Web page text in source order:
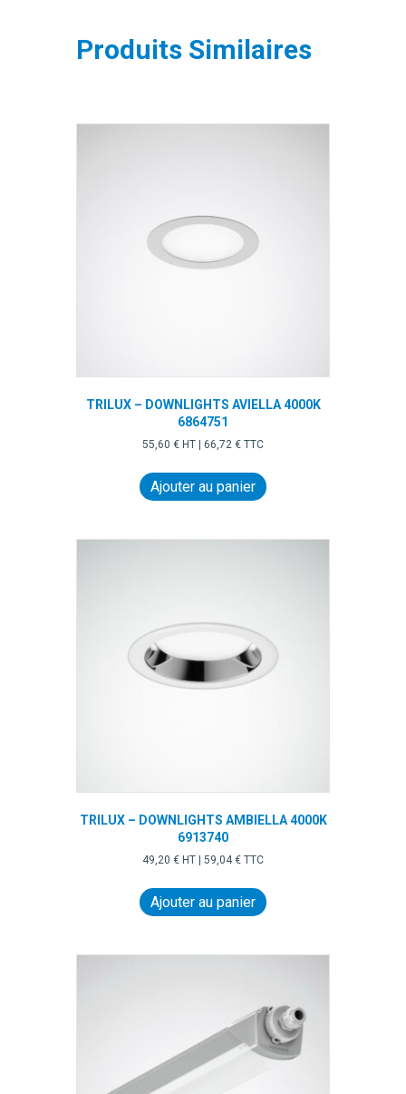
Produits Similaires
TRILUX – DOWNLIGHTS AVIELLA 4000K
6864751
55,60 € HT | 66,72 € TTC
Ajouter au panier
TRILUX – DOWNLIGHTS AMBIELLA 4000K
6913740
49,20 € HT | 59,04€ TTC
Ajouter au panier